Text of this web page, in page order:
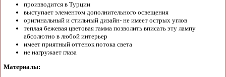
производится в Турции
выступает элементом дополнительного освещения
оригинальный и стильный дизайн- не имеет острых углов
теплая бежевая цветовая гамма позволить вписать эту лампу
абсолютно в любой интерьер
имеет приятный оттенок потока света
не нагружает глаза
Материалы: